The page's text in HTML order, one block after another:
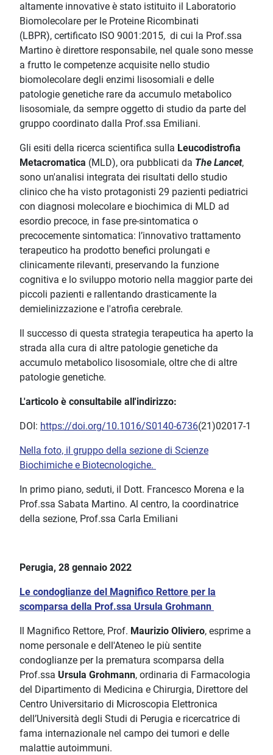
altamente innovative è stato istituito il Laboratorio
Biomolecolare per le Proteine Ricombinati
(LBPR), certificato ISO 9001:2015, di cui la Prof.ssa
Martino è direttore responsabile, nel quale sono messe
a frutto le competenze acquisite nello studio
biomolecolare degli enzimi lisosomiali e delle
patologie genetiche rare da accumulo metabolico
lisosomiale, da sempre oggetto di studio da parte del
gruppo coordinato dalla Prof.ssa Emiliani.
Gli esiti della ricerca scientifica sulla Leucodistrofia
Metacromatica (MLD), ora pubblicati da The Lancet,
sono un'analisi integrata dei risultati dello studio
clinico che ha visto protagonisti 29 pazienti pediatrici
con diagnosi molecolare e biochimica di MLD ad
esordio precoce, in fase pre-sintomatica o
precocemente sintomatica: l’innovativo trattamento
terapeutico ha prodotto benefici prolungati e
clinicamente rilevanti, preservando la funzione
cognitiva e lo sviluppo motorio nella maggior parte dei
piccoli pazienti e rallentando drasticamente la
demielinizzazione e l'atrofia cerebrale.
Il successo di questa strategia terapeutica ha aperto la
strada alla cura di altre patologie genetiche da
accumulo metabolico lisosomiale, oltre che di altre
patologie genetiche.
L'articolo è consultabile all'indirizzo:
DOI: https://doi.org/10.1016/S0140-6736(21)02017-1
Nella foto, il gruppo della sezione di Scienze
Biochimiche e Biotecnologiche.
In primo piano, seduti, il Dott. Francesco Morena e la
Prof.ssa Sabata Martino. Al centro, la coordinatrice
della sezione, Prof.ssa Carla Emiliani
Perugia, 28 gennaio 2022
Le condoglianze del Magnifico Rettore per la
scomparsa della Prof.ssa Ursula Grohmann
Il Magnifico Rettore, Prof. Maurizio Oliviero, esprime a
nome personale e dell'Ateneo le più sentite
condoglianze per la prematura scomparsa della
Prof.ssa Ursula Grohmann, ordinaria di Farmacologia
del Dipartimento di Medicina e Chirurgia, Direttore del
Centro Universitario di Microscopia Elettronica
dell’Università degli Studi di Perugia e ricercatrice di
fama internazionale nel campo dei tumori e delle
malattie autoimmuni.